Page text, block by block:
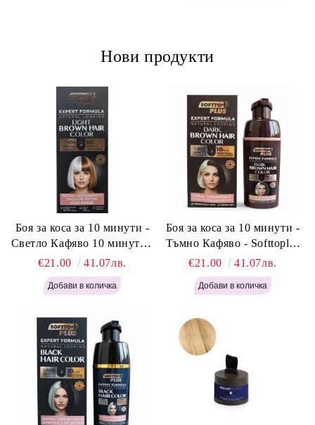
Нови продукти
Боя за коса за 10 минути -
Светло Кафяво 10 минути -
Softtoplus Expert Woman
Light Brown 400мл
€21.00 41.07лв.
Боя за коса за 10 минути -
Тъмно Кафяво - Softtoplus
Expert Woman Dark Brown
400 мл
€21.00 41.07лв.